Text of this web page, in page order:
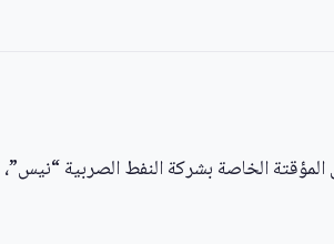
المؤقتة الخاصة بشركة النفط الصربية